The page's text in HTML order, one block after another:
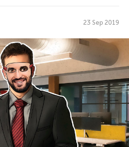
23 Sep 2019